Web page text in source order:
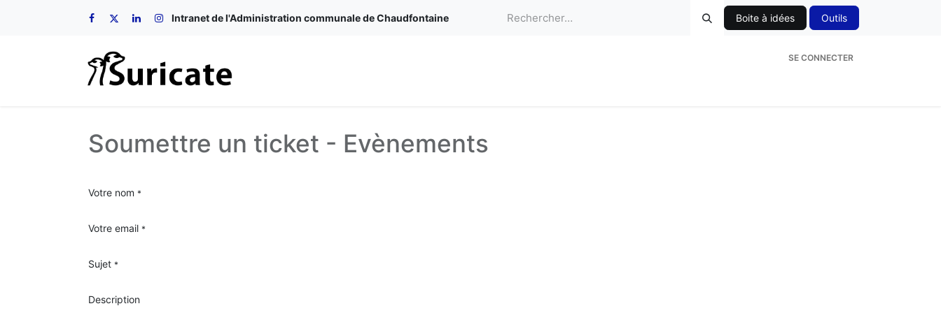
Intranet de l'Administration communale de Chaudfontaine Boite à idées Outils
SE CONNECTER
Soumettre un ticket - Evènements
Votre nom *
Votre email *
Sujet *
Description